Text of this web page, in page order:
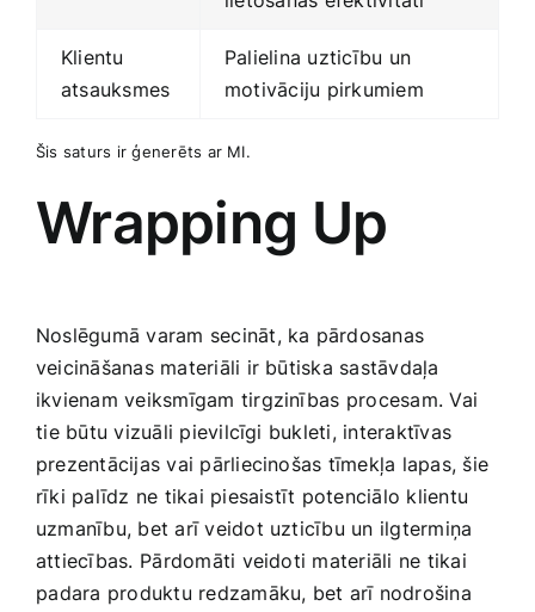
Klientu
atsauksmes
Palielina uzticību ‌un
motivāciju pirkumiem
Šis saturs ir ģenerēts ar MI.
Wrapping Up
Noslēgumā varam secināt, ka pārdosanas
veicināšanas materiāli ir būtiska ‌sastāvdaļa
ikvienam veiksmīgam tirgzinības⁢ procesam. Vai
⁢tie būtu‌ vizuāli pievilcīgi bukleti, interaktīvas
prezentācijas vai pārliecinošas tīmekļa lapas,‌ šie
rīki palīdz ne tikai piesaistīt potenciālo klientu
uzmanību, bet arī veidot uzticību un ilgtermiņa
attiecības.⁣ Pārdomāti veidoti materiāli ne tikai
⁤padara produktu redzamāku, bet arī nodrošina